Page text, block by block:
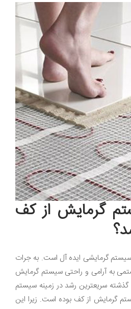
گرمایش از کف
گرمایشی ایده آل است. به جرات
به آرامی و راحتی سیستم گرمایش
سریعترین رشد در زمینه سیستم
گرمایش از کف بوده است. زیرا این